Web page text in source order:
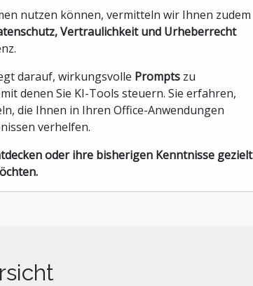
nutzen können, vermitteln wir Ihnen zudem
Vertraulichkeit und Urheberrecht
darauf, wirkungsvolle Prompts zu
denen Sie KI-Tools steuern. Sie erfahren,
die Ihnen in Ihren Office-Anwendungen
verhelfen.
oder ihre bisherigen Kenntnisse gezielt